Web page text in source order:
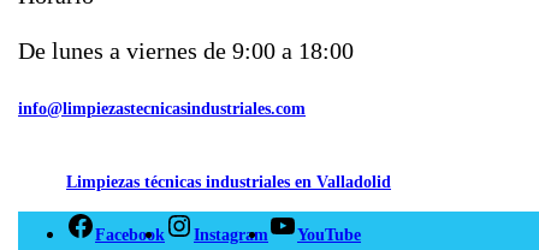
De lunes a viernes de 9:00 a 18:00
info@limpiezastecnicasindustriales.com
Limpiezas técnicas industriales en Valladolid
Facebook Instagram YouTube